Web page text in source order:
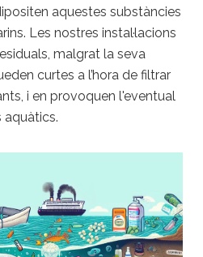
aquestes substàncies
Les nostres instal·lacions
malgrat la seva
curtes a l’hora de filtrar
i en provoquen l'eventual
aquàtics.